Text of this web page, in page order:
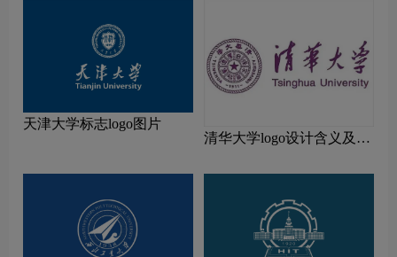
天津大学标志logo图片
清华大学logo设计含义及设